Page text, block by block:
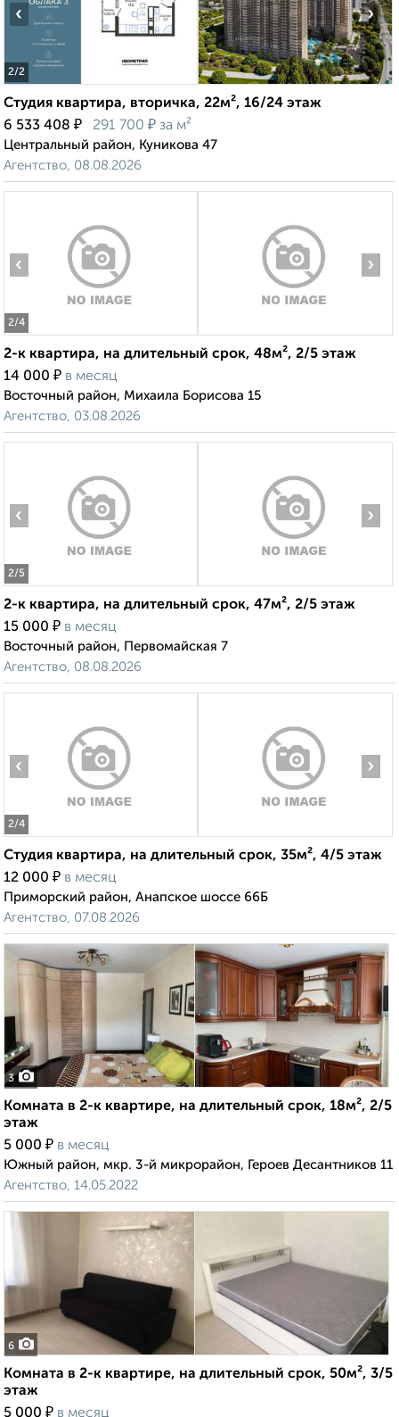
2/2
‹ ›
Студия квартира, вторичка, 22м², 16/24 этаж
6 533 408 ₽ 291 700 ₽ за м²
Центральный район, Куникова 47
Агентство, 08.08.2026
2/4
‹ ›
2-к квартира, на длительный срок, 48м², 2/5 этаж
14 000 ₽ в месяц
Восточный район, Михаила Борисова 15
Агентство, 03.08.2026
2/5
‹ ›
2-к квартира, на длительный срок, 47м², 2/5 этаж
15 000 ₽ в месяц
Восточный район, Первомайская 7
Агентство, 08.08.2026
2/4
‹ ›
Студия квартира, на длительный срок, 35м², 4/5 этаж
12 000 ₽ в месяц
Приморский район, Анапское шоссе 66Б
Агентство, 07.08.2026
3
Комната в 2-к квартире, на длительный срок, 18м², 2/5
этаж
5 000 ₽ в месяц
Южный район, мкр. 3-й микрорайон, Героев Десантников 11
Агентство, 14.05.2022
6
Комната в 2-к квартире, на длительный срок, 50м², 3/5
этаж
5 000 ₽ в месяц